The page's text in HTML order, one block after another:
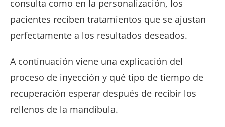
consulta como en la personalización, los
pacientes reciben tratamientos que se ajustan
perfectamente a los resultados deseados.
A continuación viene una explicación del
proceso de inyección y qué tipo de tiempo de
recuperación esperar después de recibir los
rellenos de la mandíbula.